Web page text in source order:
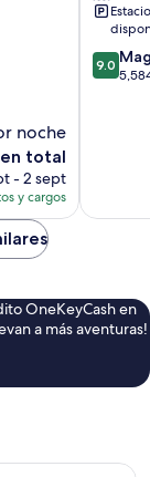
noche
total
- 2 sept
y cargos
de
9.0
de
9.0
OneKeyCash en
a más aventuras!